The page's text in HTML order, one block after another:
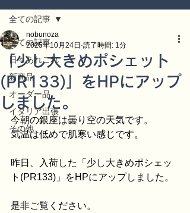
全ての記事
日々あれこれ
新商品
オーダー品
イタリア出張
その他
全ての記事
「少し大きめポシェット
(PR133)」をHPにアップ
しました。
nobunoza
2025年10月24日 読了時間: 1分
今朝の銀座は曇り空の天気です。
気温は低めで肌寒い感じです。
昨日、入荷した「少し大きめポシェッ
ト(PR133)」をHPにアップしました。
是非ご覧ください。